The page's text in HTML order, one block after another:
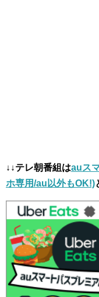
↓↓テレ朝番組はauス
ホ専用/au以外もOK!)